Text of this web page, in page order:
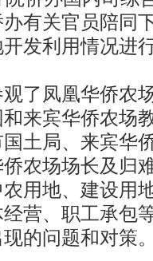
有关官员陪同
发利用情况进
凤凰华侨农场
来宾华侨农场
土局、来宾华
农场场长及归
用地、建设用
营、职工承包
的问题和对策。